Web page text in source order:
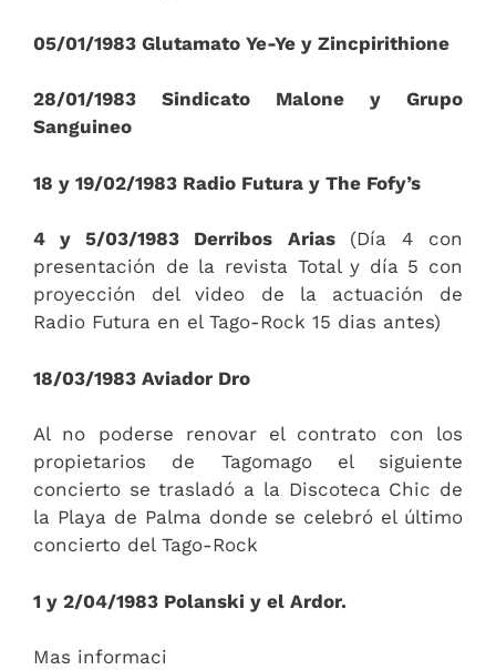
05/01/1983 Glutamato Ye-Ye y Zincpirithione
28/01/1983 Sindicato Malone y Grupo
Sanguineo
18 y 19/02/1983 Radio Futura y The Fofy’s
4 y 5/03/1983 Derribos Arias (Día 4 con
presentación de la revista Total y día 5 con
proyección del video de la actuación de
Radio Futura en el Tago-Rock 15 dias antes)
18/03/1983 Aviador Dro
Al no poderse renovar el contrato con los
propietarios de Tagomago el siguiente
concierto se trasladó a la Discoteca Chic de
la Playa de Palma donde se celebró el último
concierto del Tago-Rock
1 y 2/04/1983 Polanski y el Ardor.
Mas informaci